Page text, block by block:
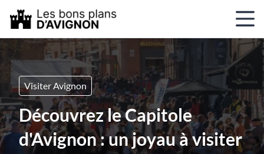
Visiter Avignon
Découvrez le Capitole
d'Avignon : un joyau à visiter